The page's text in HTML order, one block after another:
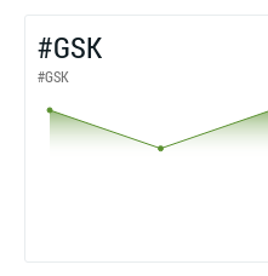
#GSK
#GSK